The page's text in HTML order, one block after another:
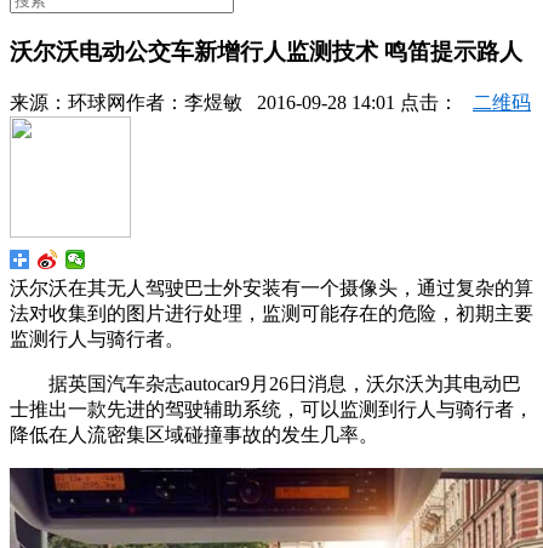
沃尔沃电动公交车新增行人监测技术 鸣笛提示路人
来源： 环球网作者： 李煜敏 2016-09-28 14:01 点击： 二维码
沃尔沃在其无人驾驶巴士外安装有一个摄像头，通过复杂的算
法对收集到的图片进行处理，监测可能存在的危险，初期主要
监测行人与骑行者。
据英国汽车杂志autocar9月26日消息，沃尔沃为其电动巴
士推出一款先进的驾驶辅助系统，可以监测到行人与骑行者，
降低在人流密集区域碰撞事故的发生几率。